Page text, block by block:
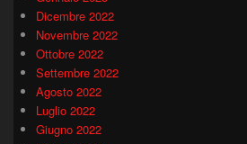
Dicembre 2022
Novembre 2022
Ottobre 2022
Settembre 2022
Agosto 2022
Luglio 2022
Giugno 2022